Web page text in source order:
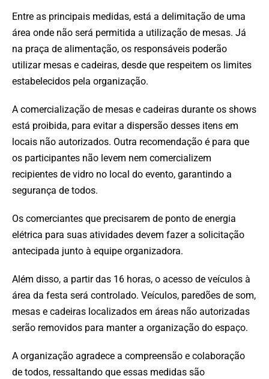
Entre as principais medidas, está a delimitação de uma
área onde não será permitida a utilização de mesas. Já
na praça de alimentação, os responsáveis poderão
utilizar mesas e cadeiras, desde que respeitem os limites
estabelecidos pela organização.
A comercialização de mesas e cadeiras durante os shows
está proibida, para evitar a dispersão desses itens em
locais não autorizados. Outra recomendação é para que
os participantes não levem nem comercializem
recipientes de vidro no local do evento, garantindo a
segurança de todos.
Os comerciantes que precisarem de ponto de energia
elétrica para suas atividades devem fazer a solicitação
antecipada junto à equipe organizadora.
Além disso, a partir das 16 horas, o acesso de veículos à
área da festa será controlado. Veículos, paredões de som,
mesas e cadeiras localizados em áreas não autorizadas
serão removidos para manter a organização do espaço.
A organização agradece a compreensão e colaboração
de todos, ressaltando que essas medidas são